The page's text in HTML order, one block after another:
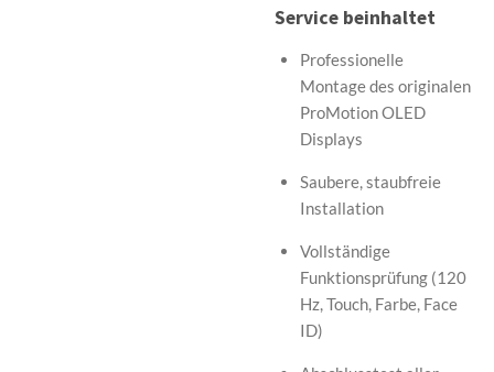
Service beinhaltet
Professionelle
Montage des originalen
ProMotion OLED
Displays
Saubere, staubfreie
Installation
Vollständige
Funktionsprüfung (120
Hz, Touch, Farbe, Face
ID)